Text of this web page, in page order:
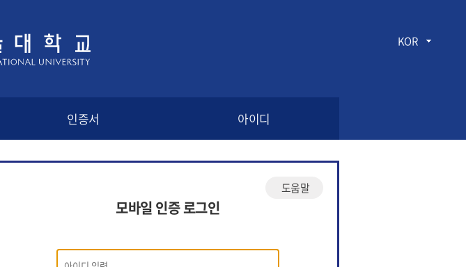
KOR
인증서 아이디
모바일 인증 로그인
모바일
도움말